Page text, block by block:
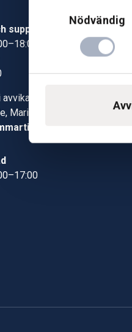
Nödvändig
support
öppettider
Mariestad och
här
Butik
Butik